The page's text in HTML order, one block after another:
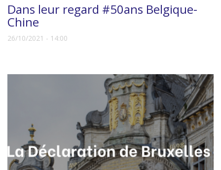
Dans leur regard #50ans Belgique-
Chine
26/10/2021 - 14:00